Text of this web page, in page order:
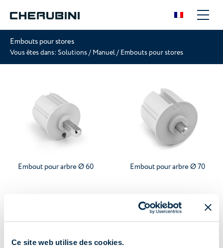
Ce site web utilise des cookies.
Embouts pour stores
Vous êtes dans: Solutions/ Manuel/ Embouts pour stores
Embout pour arbre Ø 60 Embout pour arbre Ø 70